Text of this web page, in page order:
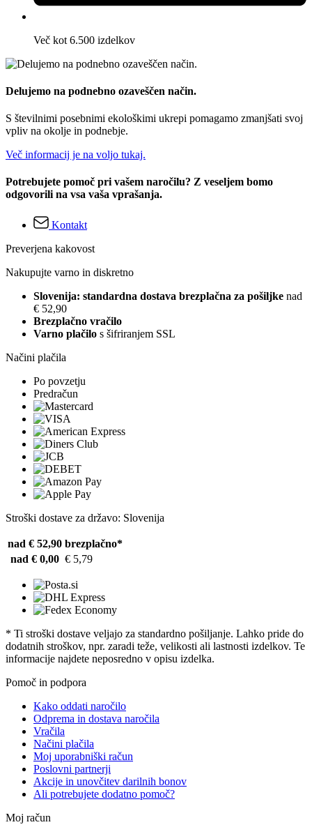
Več kot 6.500 izdelkov
Delujemo na podnebno ozaveščen način.
S številnimi posebnimi ekološkimi ukrepi pomagamo zmanjšati svoj
vpliv na okolje in podnebje.
Več informacij je na voljo tukaj.
Potrebujete pomoč pri vašem naročilu? Z veseljem bomo
odgovorili na vsa vaša vprašanja.
Kontakt
Preverjena kakovost
Nakupujte varno in diskretno
Slovenija: standardna dostava brezplačna za pošiljke nad
€ 52,90
Brezplačno vračilo
Varno plačilo s šifriranjem SSL
Načini plačila
Po povzetju
Predračun
Stroški dostave za državo: Slovenija
nad € 52,90 brezplačno*
nad € 0,00 € 5,79
* Ti stroški dostave veljajo za standardno pošiljanje. Lahko pride do
dodatnih stroškov, npr. zaradi teže, velikosti ali lastnosti izdelkov. Te
informacije najdete neposredno v opisu izdelka.
Pomoč in podpora
Kako oddati naročilo
Odprema in dostava naročila
Vračila
Načini plačila
Moj uporabniški račun
Poslovni partnerji
Akcije in unovčitev darilnih bonov
Ali potrebujete dodatno pomoč?
Moj račun